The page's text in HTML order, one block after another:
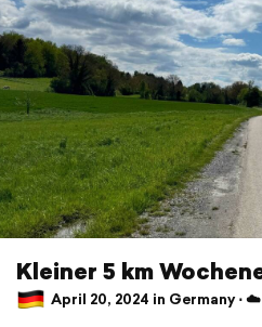
Kleiner 5 km
April 20, 2024 in Germany ⋅ ☁️